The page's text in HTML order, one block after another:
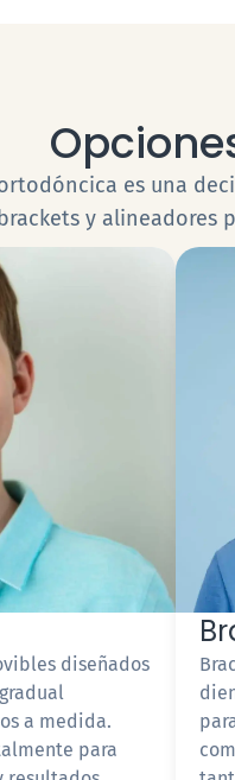
es una
y alineadores
diseñados
a medida.
para